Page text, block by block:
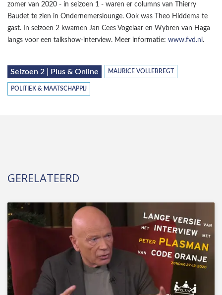
zomer van 2020 - in seizoen 1 - waren er columns van Thierry
Baudet te zien in Ondernemerslounge. Ook was Theo Hiddema te
gast. In seizoen 2 kwamen Jan Cees Vogelaar en Wybren van Haga
langs voor een talkshow-interview. Meer informatie: www.fvd.nl .
Seizoen 2 | Plus & Online MAURICE VOLLEBREGT
POLITIEK & MAATSCHAPPIJ
GERELATEERD